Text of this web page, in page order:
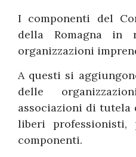
I componenti del
della Romagna in
organizzazioni
A questi si
delle
associazioni di tutela
liberi
componenti.